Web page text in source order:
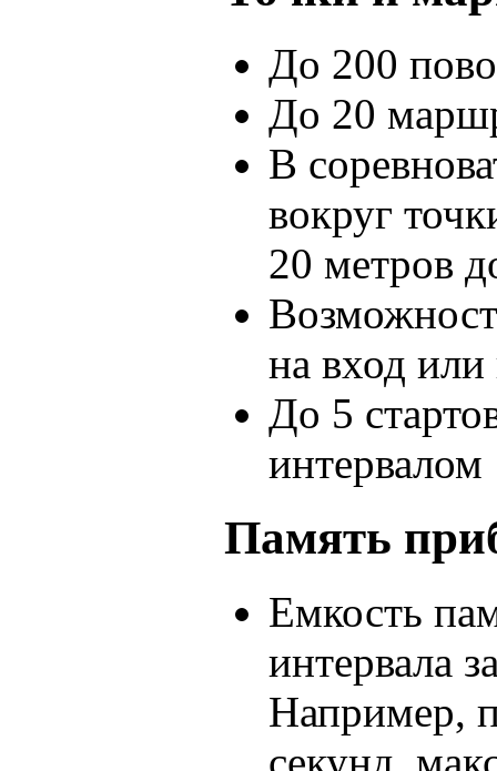
До 200
До 20
В
вокруг
20 метров
на вход
До 5
интервалом
Память
Емкость
интервала
Например,